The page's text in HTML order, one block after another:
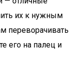
их к нужным
переворачивать
его на палец и